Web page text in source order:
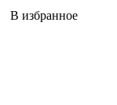
В избранное